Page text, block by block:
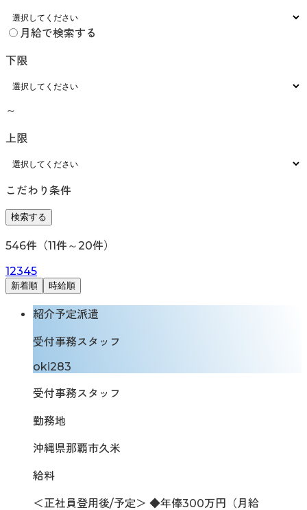
月給で検索する
下限
～
上限
こだわり条件
検索する
546件（11件～20件）
12345
新着順 時給順
紹介予定派遣
受付事務スタッフ
oki283
受付事務スタッフ
勤務地
沖縄県那覇市久米
給料
＜正社員登用後/予定＞ ◆年俸300万円（月給